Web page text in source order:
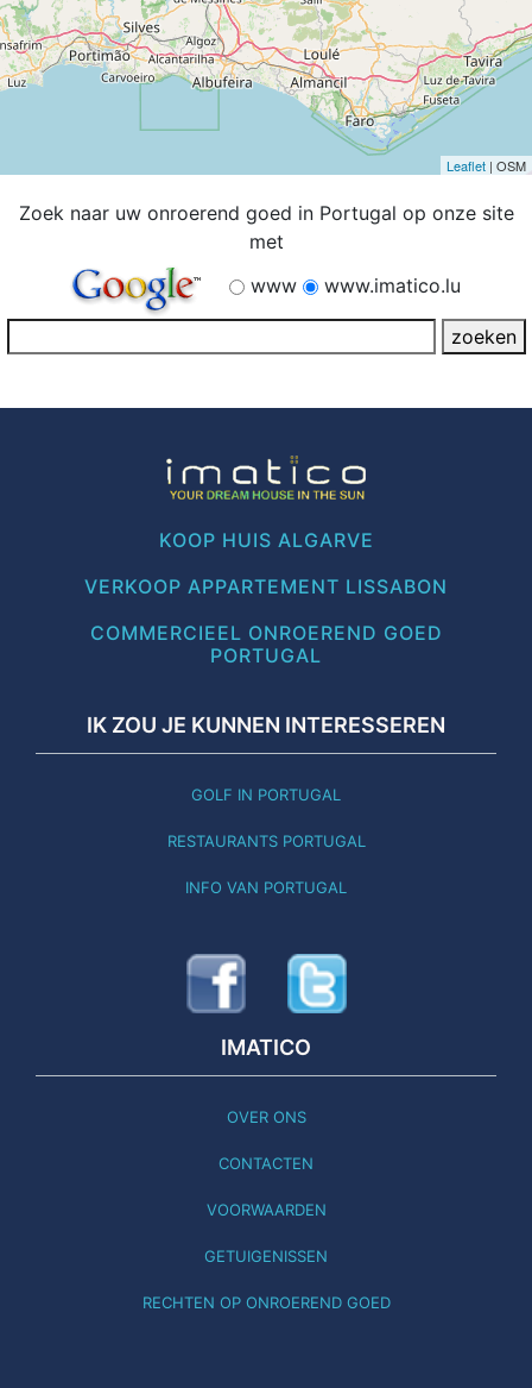
Leaflet | OSM
Zoek naar uw onroerend goed in Portugal op onze site
met
www
www.imatico.lu
KOOP HUIS ALGARVE
VERKOOP APPARTEMENT LISSABON
COMMERCIEEL ONROEREND GOED
PORTUGAL
IK ZOU JE KUNNEN INTERESSEREN
GOLF IN PORTUGAL
RESTAURANTS PORTUGAL
INFO VAN PORTUGAL
IMATICO
OVER ONS
CONTACTEN
VOORWAARDEN
GETUIGENISSEN
RECHTEN OP ONROEREND GOED